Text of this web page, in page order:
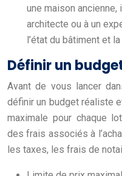
une maison
architecte ou à un
l’état du bâtiment et
Définir un
Avant de vous lancer
définir un budget réaliste
maximale pour chaque
des frais associés à
les taxes, les frais de